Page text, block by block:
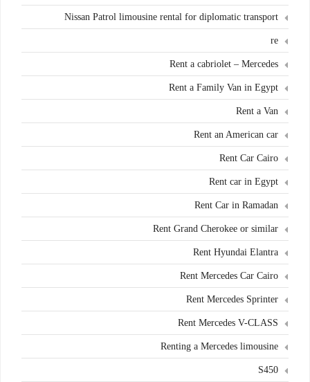
Nissan Patrol limousine rental for diplomatic transport
re
Rent a cabriolet – Mercedes
Rent a Family Van in Egypt
Rent a Van
Rent an American car
Rent Car Cairo
Rent car in Egypt
Rent Car in Ramadan
Rent Grand Cherokee or similar
Rent Hyundai Elantra
Rent Mercedes Car Cairo
Rent Mercedes Sprinter
Rent Mercedes V-CLASS
Renting a Mercedes limousine
S450